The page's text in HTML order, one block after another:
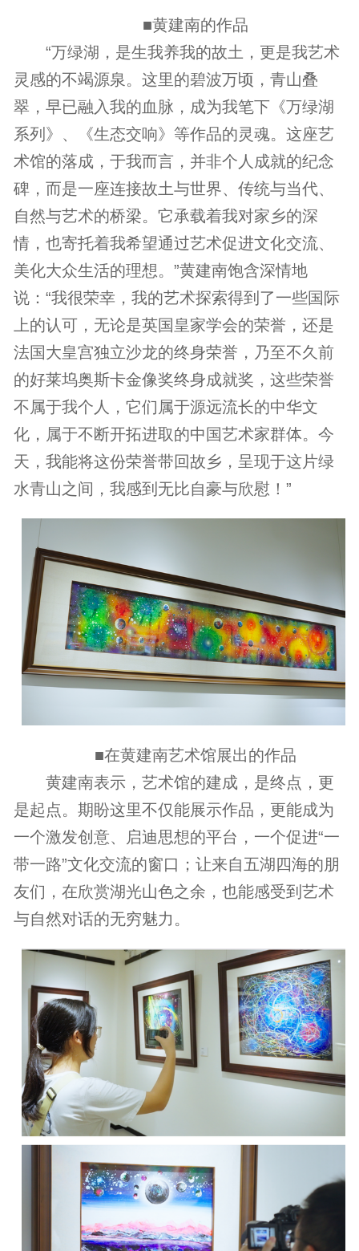
■黄建南的作品
“万绿湖，是生我养我的故土，更是我艺术
灵感的不竭源泉。这里的碧波万顷，青山叠
翠，早已融入我的血脉，成为我笔下《万绿湖
系列》、《生态交响》等作品的灵魂。这座艺
术馆的落成，于我而言，并非个人成就的纪念
碑，而是一座连接故土与世界、传统与当代、
自然与艺术的桥梁。它承载着我对家乡的深
情，也寄托着我希望通过艺术促进文化交流、
美化大众生活的理想。”黄建南饱含深情地
说：“我很荣幸，我的艺术探索得到了一些国际
上的认可，无论是英国皇家学会的荣誉，还是
法国大皇宫独立沙龙的终身荣誉，乃至不久前
的好莱坞奥斯卡金像奖终身成就奖，这些荣誉
不属于我个人，它们属于源远流长的中华文
化，属于不断开拓进取的中国艺术家群体。今
天，我能将这份荣誉带回故乡，呈现于这片绿
水青山之间，我感到无比自豪与欣慰！”
■在黄建南艺术馆展出的作品
黄建南表示，艺术馆的建成，是终点，更
是起点。期盼这里不仅能展示作品，更能成为
一个激发创意、启迪思想的平台，一个促进“一
带一路”文化交流的窗口；让来自五湖四海的朋
友们，在欣赏湖光山色之余，也能感受到艺术
与自然对话的无穷魅力。